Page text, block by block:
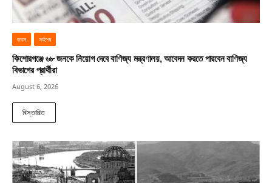
জবস সর্বশেষ
কিশোরগঞ্জে ৬৮ জনকে নিয়োগ দেবে বাণিজ্য মন্ত্রণালয়, আবেদন করতে পারবেন বাণিজ্য
বিভাগের প্রার্থীরা
August 6, 2026
বিস্তারিত